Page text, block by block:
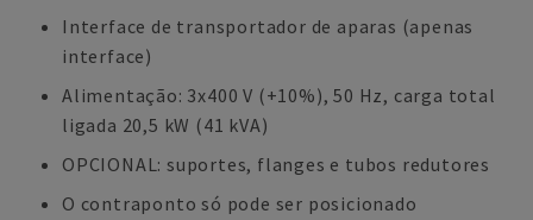
Interface de transportador de aparas (apenas
interface)
Alimentação: 3x400 V (+10%), 50 Hz, carga total
ligada 20,5 kW (41 kVA)
OPCIONAL: suportes, flanges e tubos redutores
O contraponto só pode ser posicionado